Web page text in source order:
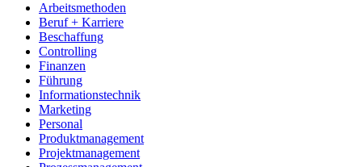
Arbeitsmethoden
Beruf + Karriere
Beschaffung
Controlling
Finanzen
Führung
Informationstechnik
Marketing
Personal
Produktmanagement
Projektmanagement